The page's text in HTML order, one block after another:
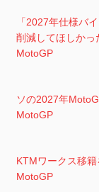
「2027年仕様バ
削減してほしかっ
MotoGP
ソの2027年
MotoGP
KTMワークス移
MotoGP